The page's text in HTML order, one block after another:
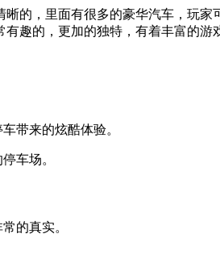
的，里面有很多的豪华汽车，玩
趣的，更加的独特，有着丰富的游
带来的炫酷体验。
车场。
的真实。